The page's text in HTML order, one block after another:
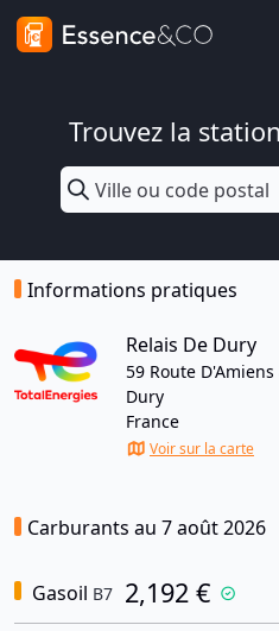
Trouvez la
Informations pratiques
Relais De Dury
59 Route
Dury
France
Voir sur la carte
Carburants au 7 août 2026
Gasoil B7 2,192 €